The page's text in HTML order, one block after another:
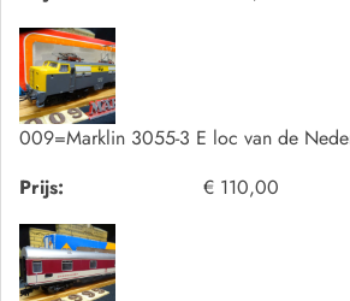
009=Marklin 3055-3 E loc van de
Prijs:
€ 110,00